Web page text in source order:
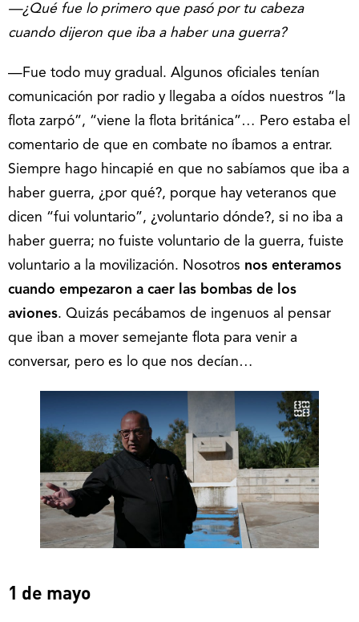
—¿Qué fue lo primero que pasó por tu cabeza
cuando dijeron que iba a haber una guerra?
—Fue todo muy gradual. Algunos oficiales tenían
comunicación por radio y llegaba a oídos nuestros “la
flota zarpó”, “viene la flota británica”… Pero estaba el
comentario de que en combate no íbamos a entrar.
Siempre hago hincapié en que no sabíamos que iba a
haber guerra, ¿por qué?, porque hay veteranos que
dicen “fui voluntario”, ¿voluntario dónde?, si no iba a
haber guerra; no fuiste voluntario de la guerra, fuiste
voluntario a la movilización. Nosotros nos enteramos
cuando empezaron a caer las bombas de los
aviones. Quizás pecábamos de ingenuos al pensar
que iban a mover semejante flota para venir a
conversar, pero es lo que nos decían…
1 de mayo